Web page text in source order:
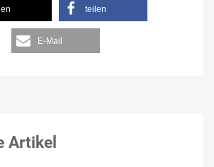
teilen
E-Mail
Artikel